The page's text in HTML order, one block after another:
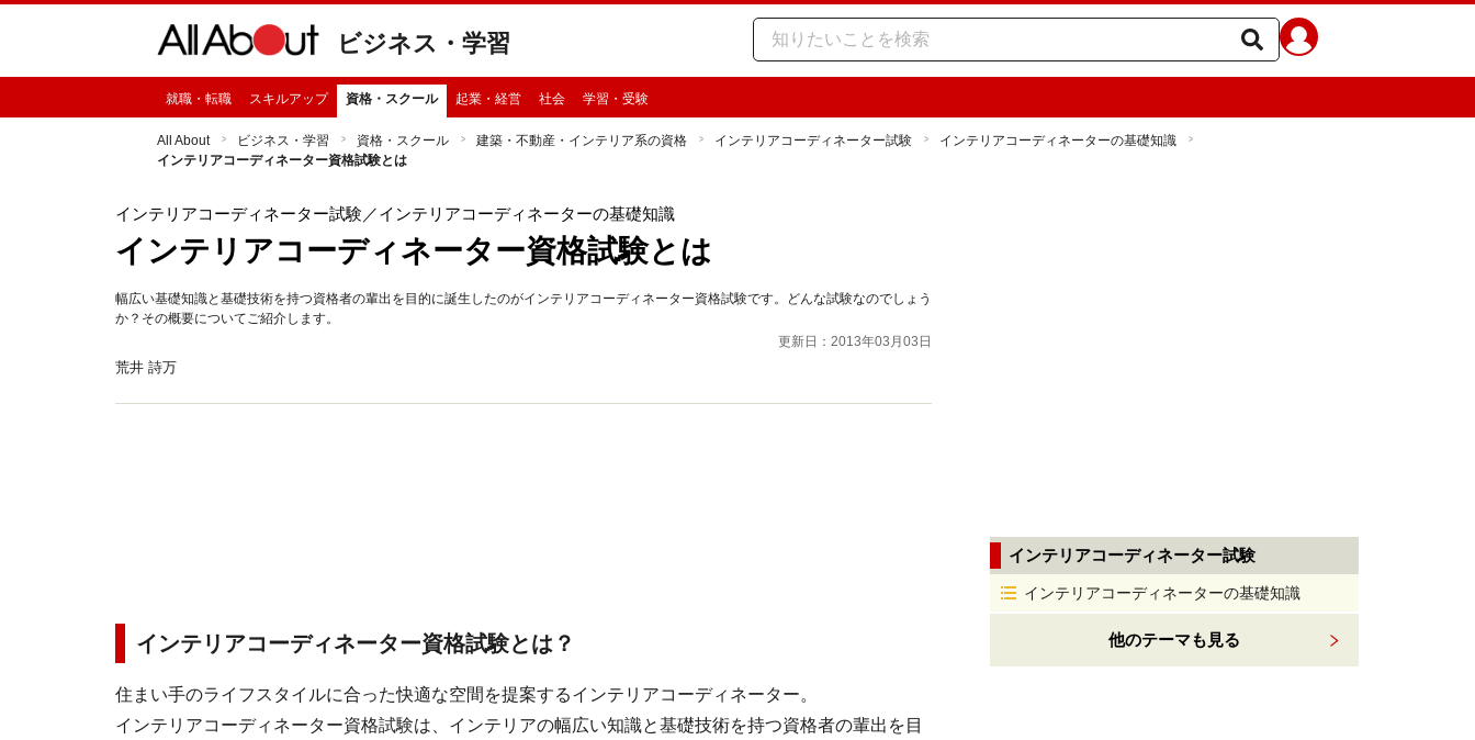
ビジネス・学習
就職・転職 スキルアップ 資格・スクール 起業・経営 社会 学習・受験
All About ビジネス・学習 資格・スクール 建築・不動産・インテリア系の資格 インテリアコーディネーター試験
インテリアコーディネーターの基礎知識
インテリアコーディネーター資格試験とは
インテリアコーディネーター試験 ／インテリアコーディネーターの基礎知識
インテリアコーディネーター資格試験とは
幅広い基礎知識と基礎技術を持つ資格者の輩出を目的に誕生したのがインテリアコーディネーター資格試験です。どんな試験なのでしょう
か？その概要についてご紹介します。
更新日：2013年03月03日
荒井 詩万
インテリアコーディネーター資格試験とは？
住まい手のライフスタイルに合った快適な空間を提案するインテリアコーディネーター。
インテリアコーディネーター資格試験は、インテリアの幅広い知識と基礎技術を持つ資格者の輩出を目
インテリアコーディネーター試験
インテリアコーディネーターの基礎知識
他のテーマも見る